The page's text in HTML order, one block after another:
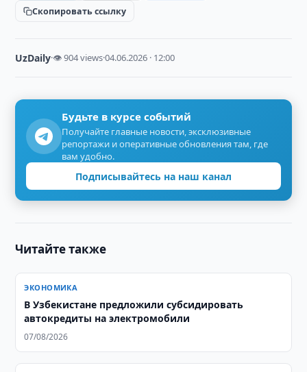
Скопировать ссылку
UzDaily·👁 904 views·04.06.2026 · 12:00
Будьте в курсе событий
Получайте главные новости, эксклюзивные
репортажи и оперативные обновления там, где
вам удобно.
Подписывайтесь на наш канал
Читайте также
ЭКОНОМИКА
В Узбекистане предложили субсидировать
автокредиты на электромобили
07/08/2026